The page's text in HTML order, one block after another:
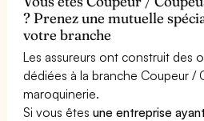
? Prenez une mutuelle
votre branche
Les assureurs ont construit des
dédiées à la branche Coupeur /
maroquinerie.
Si vous êtesune entreprise